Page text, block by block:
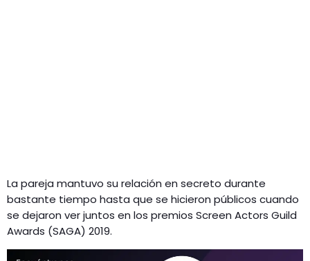
La pareja mantuvo su relación en secreto durante
bastante tiempo hasta que se hicieron públicos cuando
se dejaron ver juntos en los premios Screen Actors Guild
Awards (SAGA) 2019.